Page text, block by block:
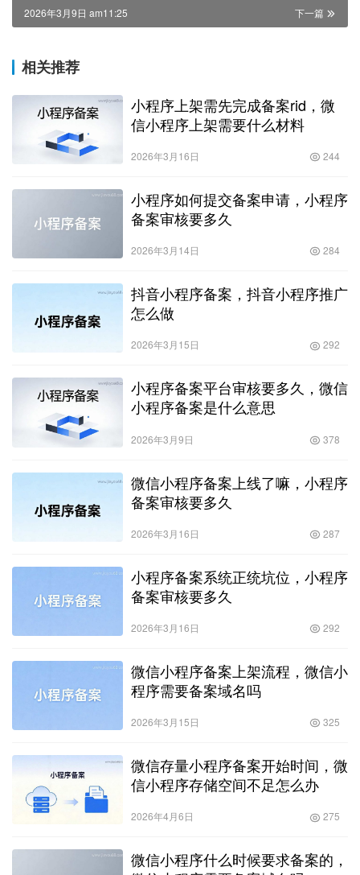
下一篇
2026年3月9日 am11:25
相关推荐
小程序上架需先完成备案rid，微
信小程序上架需要什么材料
2026年3月16日 244
小程序如何提交备案申请，小程序
备案审核要多久
2026年3月14日 284
抖音小程序备案，抖音小程序推广
怎么做
2026年3月15日 292
小程序备案平台审核要多久，微信
小程序备案是什么意思
2026年3月9日 378
微信小程序备案上线了嘛，小程序
备案审核要多久
2026年3月16日 287
小程序备案系统正统坑位，小程序
备案审核要多久
2026年3月16日 292
微信小程序备案上架流程，微信小
程序需要备案域名吗
2026年3月15日 325
微信存量小程序备案开始时间，微
信小程序存储空间不足怎么办
2026年4月6日 275
微信小程序什么时候要求备案的，